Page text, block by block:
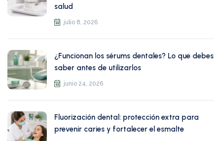
salud
julio 8, 2026
¿Funcionan los sérums dentales? Lo que debes
saber antes de utilizarlos
junio 24, 2026
Fluorización dental: protección extra para
prevenir caries y fortalecer el esmalte